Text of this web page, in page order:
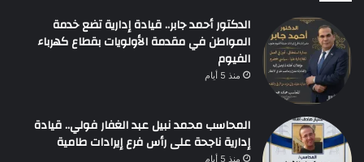
الدكتور أحمد جابر.. قيادة إدارية تضع خدمة
المواطن في مقدمة الأولويات بقطاع كهرباء
الفيوم
منذ 5 أيام
المحاسب محمد نبيل عبد الغفار فولي.. قيادة
إدارية ناجحة على رأس فرع إيرادات طامية
منذ 5 أيام